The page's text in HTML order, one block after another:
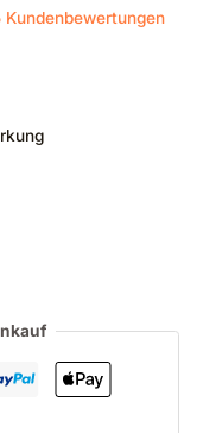
Kundenbewertungen